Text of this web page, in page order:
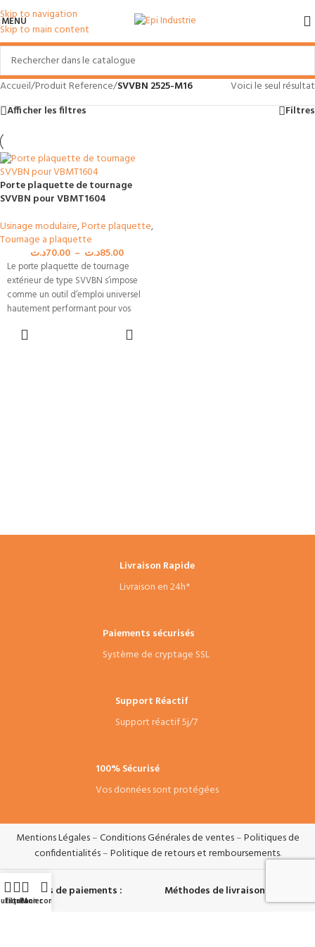
Skip to navigation
Skip to main content
MENU
Accueil/Produit Reference/SVVBN 2525-M16
Voici le seul résultat
Afficher les filtres
Filtres
Porte plaquette de tournage
SVVBN pour VBMT1604
Usinage modulaire,Porte plaquette,
Tournage a plaquette
70.00د.ت – 85.00د.ت
Le porte plaquette de tournage
extérieur de type SVVBN s’impose
comme un outil d’emploi universel
hautement performant pour vos
Livraison Rapide
Livraison en 24h*
Paiements sécurisés
Système de cryptage SSL
Support Réactif
Support réactif 5j/7
100% Sécurisé
Vos données sont protégées
Mentions Légales–Conditions Générales de ventes–Politiques de
confidentialités–Politique de retours et remboursements.
Systèmes de paiements : Méthodes de livraisons :
FiltresPanier
Mon compte